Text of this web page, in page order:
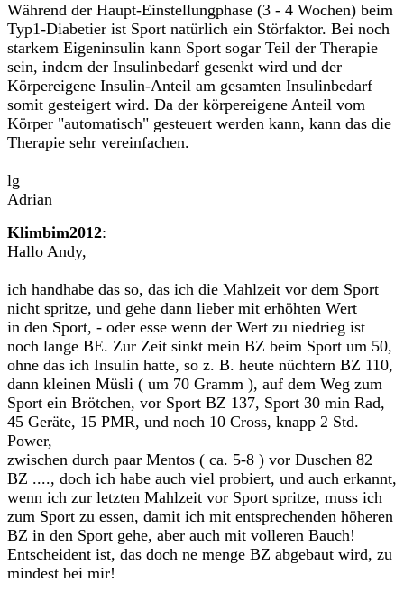
Während der Haupt-Einstellungphase (3 - 4 Wochen) beim
Typ1-Diabetier ist Sport natürlich ein Störfaktor. Bei noch
starkem Eigeninsulin kann Sport sogar Teil der Therapie
sein, indem der Insulinbedarf gesenkt wird und der
Körpereigene Insulin-Anteil am gesamten Insulinbedarf
somit gesteigert wird. Da der körpereigene Anteil vom
Körper "automatisch" gesteuert werden kann, kann das die
Therapie sehr vereinfachen.
lg
Adrian
Klimbim2012:
Hallo Andy,
ich handhabe das so, das ich die Mahlzeit vor dem Sport
nicht spritze, und gehe dann lieber mit erhöhten Wert
in den Sport, - oder esse wenn der Wert zu niedrieg ist
noch lange BE. Zur Zeit sinkt mein BZ beim Sport um 50,
ohne das ich Insulin hatte, so z. B. heute nüchtern BZ 110,
dann kleinen Müsli ( um 70 Gramm ), auf dem Weg zum
Sport ein Brötchen, vor Sport BZ 137, Sport 30 min Rad,
45 Geräte, 15 PMR, und noch 10 Cross, knapp 2 Std.
Power,
zwischen durch paar Mentos ( ca. 5-8 ) vor Duschen 82
BZ ...., doch ich habe auch viel probiert, und auch erkannt,
wenn ich zur letzten Mahlzeit vor Sport spritze, muss ich
zum Sport zu essen, damit ich mit entsprechenden höheren
BZ in den Sport gehe, aber auch mit volleren Bauch!
Entscheident ist, das doch ne menge BZ abgebaut wird, zu
mindest bei mir!